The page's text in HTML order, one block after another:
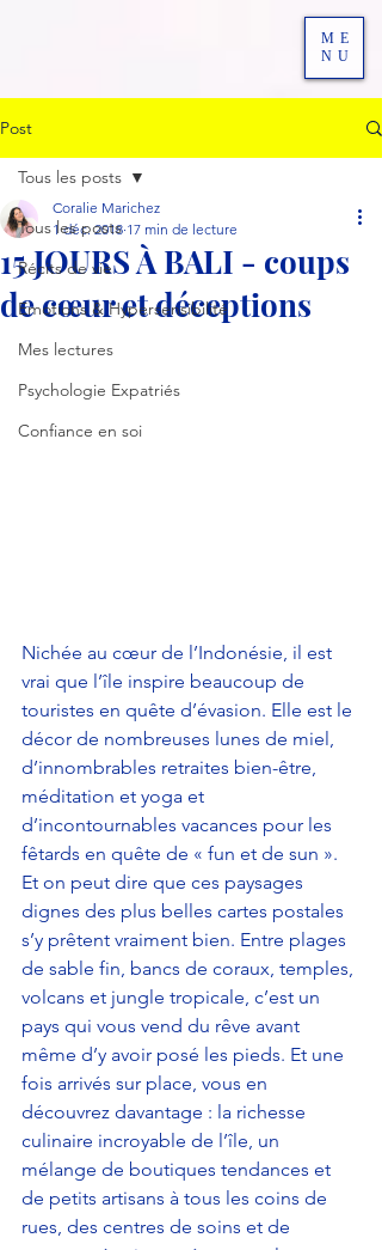
ME
NU
Post
Tous les posts
Récits de vie
Emotions & Hypersensibilité
Mes lectures
Psychologie Expatriés
Confiance en soi
Tous les posts
15 JOURS À BALI - coups
de cœur et déceptions
Coralie Marichez
1 déc. 2018 17 min de lecture
​Nichée au cœur de l’Indonésie, il est
vrai que l’île inspire beaucoup de
touristes en quête d’évasion. Elle est le
décor de nombreuses lunes de miel,
d’innombrables retraites bien-être,
méditation et yoga et
d’incontournables vacances pour les
fêtards en quête de « fun et de sun ».
Et on peut dire que ces paysages
dignes des plus belles cartes postales
s’y prêtent vraiment bien. Entre plages
de sable fin, bancs de coraux, temples,
volcans et jungle tropicale, c’est un
pays qui vous vend du rêve avant
même d’y avoir posé les pieds. Et une
fois arrivés sur place, vous en
découvrez davantage : la richesse
culinaire incroyable de l’île, un
mélange de boutiques tendances et
de petits artisans à tous les coins de
rues, des centres de soins et de